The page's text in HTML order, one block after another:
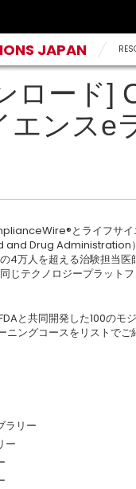
JAPAN
ロード]
エンスe
とライフサ
and Drug Administration
4万人を超える治験担当
じテクノロジープラット
と共同開発した100のモ
ングコースをリストでご
ラリー
ー